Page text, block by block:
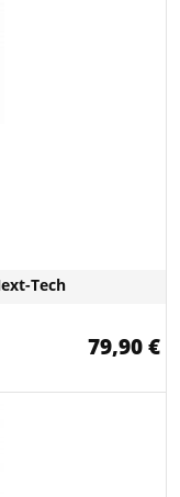
Tech
79,90 €